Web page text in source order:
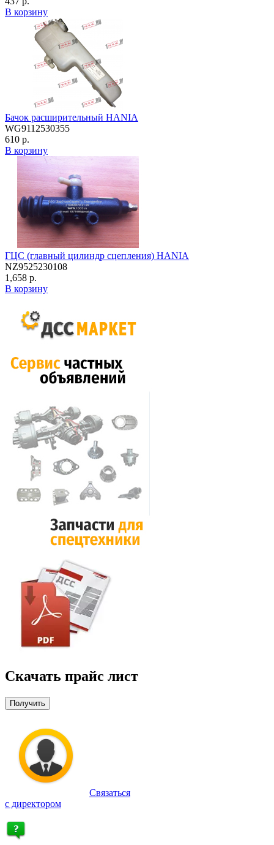
В корзину
Бачок расширительный HANIA
WG9112530355
610 р.
В корзину
ГЦС (главный цилиндр сцепления) HANIA
NZ9525230108
1,658 р.
В корзину
Скачать прайс лист
Получить
Связаться
с директором